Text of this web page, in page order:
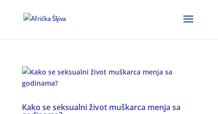
Kako se seksualni život muškarca menja sa